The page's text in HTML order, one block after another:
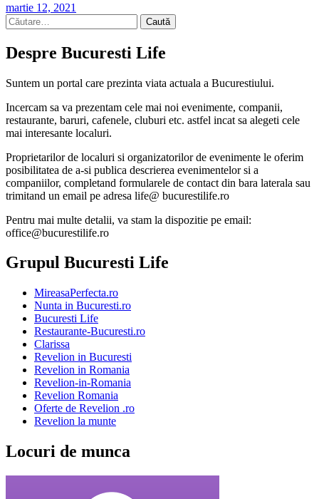
martie 12, 2021
Caută
după:
Despre Bucuresti Life
Suntem un portal care prezinta viata actuala a Bucurestiului.
Incercam sa va prezentam cele mai noi evenimente, companii,
restaurante, baruri, cafenele, cluburi etc. astfel incat sa alegeti cele
mai interesante localuri.
Proprietarilor de localuri si organizatorilor de evenimente le oferim
posibilitatea de a-si publica descrierea evenimentelor si a
companiilor, completand formularele de contact din bara laterala sau
trimitand un email pe adresa life@ bucurestilife.ro
Pentru mai multe detalii, va stam la dispozitie pe email:
office@bucurestilife.ro
Grupul Bucuresti Life
MireasaPerfecta.ro
Nunta in Bucuresti.ro
Bucuresti Life
Restaurante-Bucuresti.ro
Clarissa
Revelion in Bucuresti
Revelion in Romania
Revelion-in-Romania
Revelion Romania
Oferte de Revelion .ro
Revelion la munte
Locuri de munca